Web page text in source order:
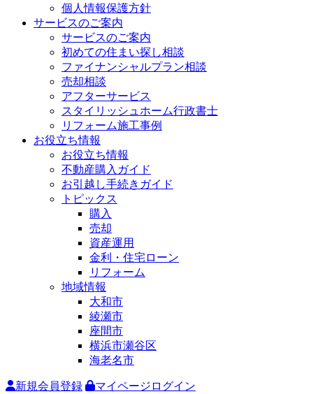
個人情報保護方針
サービスのご案内
サービスのご案内
初めての住まい探し相談
ファイナンシャルプラン相談
売却相談
アフターサービス
スタイリッシュホーム行政書士
リフォーム施工事例
お役立ち情報
お役立ち情報
不動産購入ガイド
お引越し手続きガイド
トピックス
購入
売却
資産運用
金利・住宅ローン
リフォーム
地域情報
大和市
綾瀬市
座間市
横浜市瀬谷区
海老名市
新規会員登録
マイページログイン